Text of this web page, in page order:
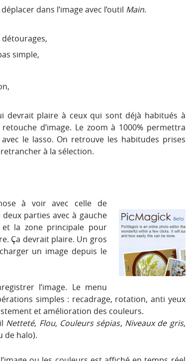
dans l’image avec l’outil Main.
simple,
devrait plaire à ceux qui sont déjà habitués à
d’image. Le zoom à 1000% permettra
le lasso. On retrouve les habitudes prises
à la sélection.
à voir avec celle de
parties avec à gauche
la zone principale pour
Ça devrait plaire. Un gros
un image depuis le
l’image. Le menu
simples : recadrage, rotation, anti yeux
et amélioration des couleurs.
Netteté, Flou, Couleurs sépias, Niveaux de gris,
de halo).